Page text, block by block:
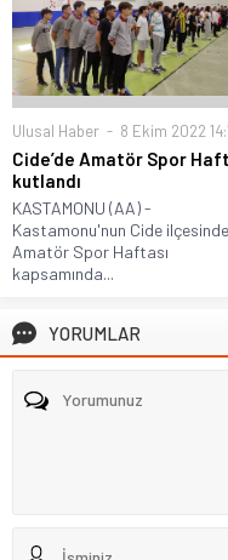
Ulusal Haber 8 Ekim 2022
Cide’de Amatör Spor
kutlandı
KASTAMONU (AA) -
Kastamonu'nun Cide
Amatör Spor Haftası
kapsamında...
YORUMLAR